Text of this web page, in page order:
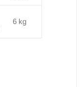
6 kg